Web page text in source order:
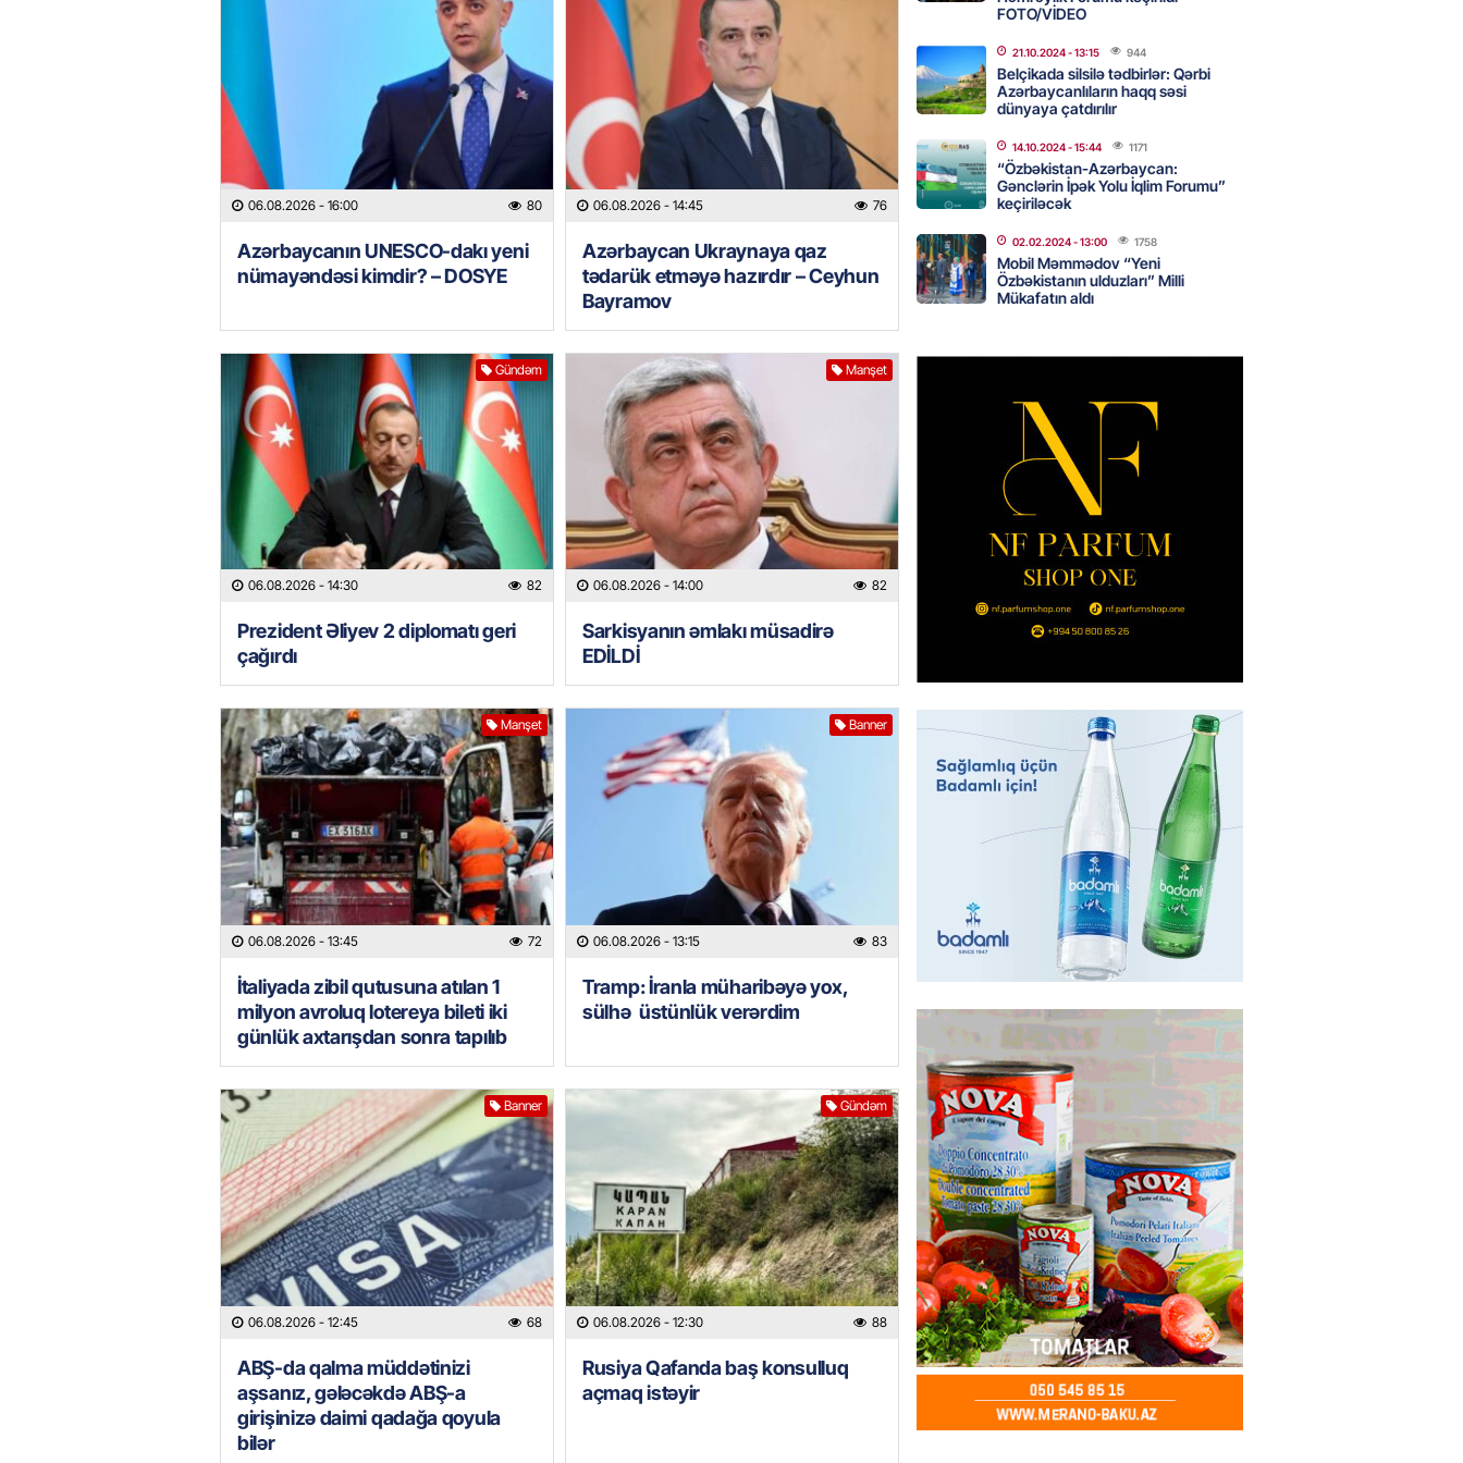
06.08.2026 - 16:00 80
Azərbaycanın UNESCO-dakı yeni
nümayəndəsi kimdir? – DOSYE
06.08.2026 - 14:45 76
Azərbaycan Ukraynaya qaz
tədarük etməyə hazırdır – Ceyhun
Bayramov
Gündəm
06.08.2026 - 14:30 82
Prezident Əliyev 2 diplomatı geri
çağırdı
Manşet
06.08.2026 - 14:00 82
Sarkisyanın əmlakı müsadirə
EDİLDİ
Manşet
06.08.2026 - 13:45 72
İtaliyada zibil qutusuna atılan 1
milyon avroluq lotereya bileti iki
günlük axtarışdan sonra tapılıb
Banner
06.08.2026 - 13:15 83
Tramp: İranla müharibəyə yox,
sülhə üstünlük verərdim
Banner
06.08.2026 - 12:45 68
ABŞ-da qalma müddətinizi
aşsanız, gələcəkdə ABŞ-a
girişinizə daimi qadağa qoyula
bilər
Gündəm
06.08.2026 - 12:30 88
Rusiya Qafanda baş konsulluq
açmaq istəyir
Birbank Star kartını indi sifariş
edin, nağdlaşdırmanı komissiyasız
edin
06.08.2026- 15:07
ÖLKƏ
təyin edəcək
06.08.2026- 15:00
Azərbaycan Ukraynaya qaz tədarük
- 14:45
Prezident Əliyev 2 diplomatı geri çağırdı
06.08.2026
Jurnalistin dənizdə batan qardaşı tələbə
MANŞET
Sarkisyanın əmlakı müsadirə EDİLDİ
06.08.2026- 14:00 82
İtaliyada zibil qutusuna atılan 1 milyon
avroluq lotereya bileti iki günlük
axtarışdan sonra tapılıb
06.08.2026- 13:45 72
HADISƏ
Tərtərdə FACİƏ – Ər-arvad yanaraq
06.08.2026- 13:30
BANNER
Tramp: İranla müharibəyə yox, sülhə
üstünlük verərdim
06.08.2026- 13:15 83
GÜNDƏM
Azərbaycan üzərindən Ermənistana
Rusiya buğdası gedib
06.08.2026- 13:00 85
ABŞ-da qalma müddətinizi aşsanız,
FOTO/VİDEO
21.10.2024- 13:15 944
Belçikada silsilə tədbirlər: Qərbi
Azərbaycanlıların haqq səsi
dünyaya çatdırılır
14.10.2024- 15:44 1171
“Özbəkistan-Azərbaycan:
Gənclərin İpək Yolu İqlim Forumu”
keçiriləcək
02.02.2024- 13:00 1758
Mobil Məmmədov “Yeni
Özbəkistanın ulduzları” Milli
Mükafatın aldı